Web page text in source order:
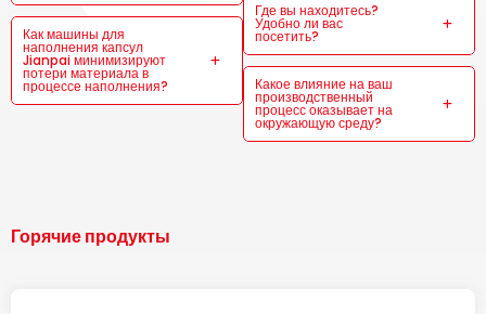
Как машины для
наполнения капсул
Jianpai минимизируют
потери материала в
процессе наполнения?
Где вы находитесь?
Удобно ли вас
посетить?
Какое влияние на ваш
производственный
процесс оказывает на
окружающую среду?
Горячие продукты